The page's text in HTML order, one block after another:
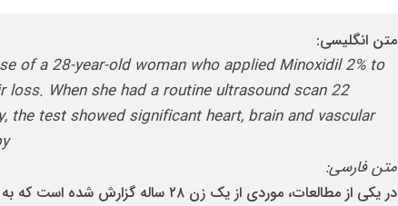
متن انگلیسی:
of a 28-year-old woman who applied Minoxidil 2% to
loss. When she had a routine ultrasound scan 22
the test showed significant heart, brain and vascular
:متن فارسی
در یکی از مطالعات، موردی از یک زن ۲۸ ساله